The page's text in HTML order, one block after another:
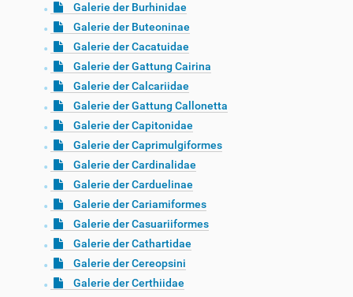
Galerie der Burhinidae
Galerie der Buteoninae
Galerie der Cacatuidae
Galerie der Gattung Cairina
Galerie der Calcariidae
Galerie der Gattung Callonetta
Galerie der Capitonidae
Galerie der Caprimulgiformes
Galerie der Cardinalidae
Galerie der Carduelinae
Galerie der Cariamiformes
Galerie der Casuariiformes
Galerie der Cathartidae
Galerie der Cereopsini
Galerie der Certhiidae